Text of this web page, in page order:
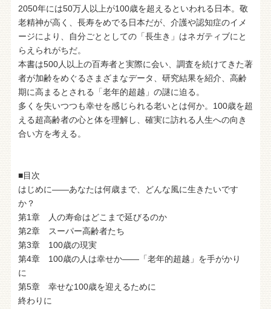
2050年には50万人以上が100歳を超えるといわれる日本。敬
老精神が高く、長寿をめでる日本だが、介護や認知症のイメ
ージにより、自分ごととしての「長生き」はネガティブにと
らえられがちだ。
本書は500人以上の百寿者と実際に会い、調査を続けてきた著
者が加齢をめぐるさまざまなデータ、研究結果を紹介、高齢
期に高まるとされる「老年的超越」の謎に迫る。
多くを失いつつも幸せを感じられる老いとは何か。100歳を超
える超高齢者の心と体を理解し、確実に訪れる人生への向き
合い方を考える。
■目次
はじめに――あなたは何歳まで、どんな風に生きたいです
か？
第1章 人の寿命はどこまで延びるのか
第2章 スーパー高齢者たち
第3章 100歳の現実
第4章 100歳の人は幸せか――「老年的超越」を手がかり
に
第5章 幸せな100歳を迎えるために
終わりに